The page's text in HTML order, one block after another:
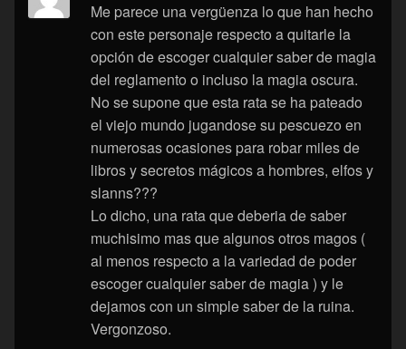
Me parece una vergüenza lo que han hecho
con este personaje respecto a quitarle la
opción de escoger cualquier saber de magia
del reglamento o incluso la magia oscura.
No se supone que esta rata se ha pateado
el viejo mundo jugandose su pescuezo en
numerosas ocasiones para robar miles de
libros y secretos mágicos a hombres, elfos y
slanns???
Lo dicho, una rata que deberia de saber
muchisimo mas que algunos otros magos (
al menos respecto a la variedad de poder
escoger cualquier saber de magia ) y le
dejamos con un simple saber de la ruina.
Vergonzoso.